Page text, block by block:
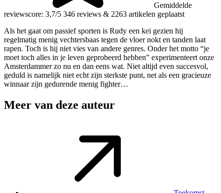
Gemiddelde
reviewscore: 3,7/5 346 reviews & 2263 artikelen geplaatst
Als het gaat om passief sporten is Rudy een kei gezien hij
regelmatig menig vechtersbaas tegen de vloer nokt en tanden laat
rapen. Toch is hij niet vies van andere genres. Onder het motto “je
moet toch alles in je leven geprobeerd hebben” experimenteert onze
Amsterdammer zo nu en dan eens wat. Niet altijd even succesvol,
geduld is namelijk niet echt zijn sterkste punt, net als een gracieuze
winnaar zijn gedurende menig fighter…
Meer van deze auteur